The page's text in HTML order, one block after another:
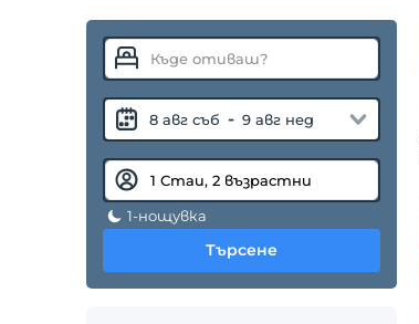
8 авг съб - 9 авг нед
1-нощувка
Търсене